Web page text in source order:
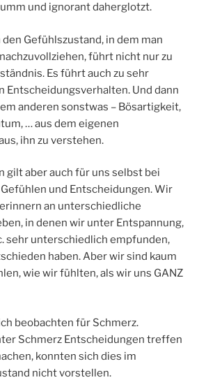
und ignorant daherglotzt.
Gefühlszustand, in dem man
führt nicht nur zu
Es führt auch zu sehr
Entscheidungsverhalten. Und dann
anderen sonstwas – Bösartigkeit,
… aus dem eigenen
ihn zu verstehen.
gilt aber auch für uns selbst bei
und Entscheidungen. Wir
an unterschiedliche
in denen wir unter Entspannung,
sehr unterschiedlich empfunden,
haben. Aber wir sind kaum
wie wir fühlten, als wir uns GANZ
beobachten für Schmerz.
Schmerz Entscheidungen treffen
konnten sich dies im
nicht vorstellen.